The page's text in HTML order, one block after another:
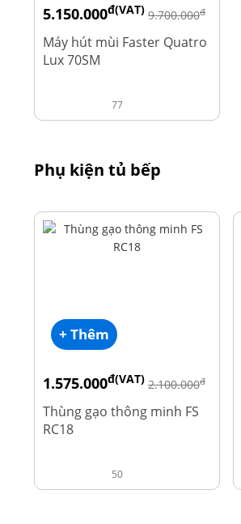
5.150.000đ(VAT) 9.700.000đ
Máy hút mùi Faster Quatro
Lux 70SM
77
Phụ kiện tủ bếp
+ Thêm
1.575.000đ(VAT) 2.100.000đ
Thùng gạo thông minh FS
RC18
50